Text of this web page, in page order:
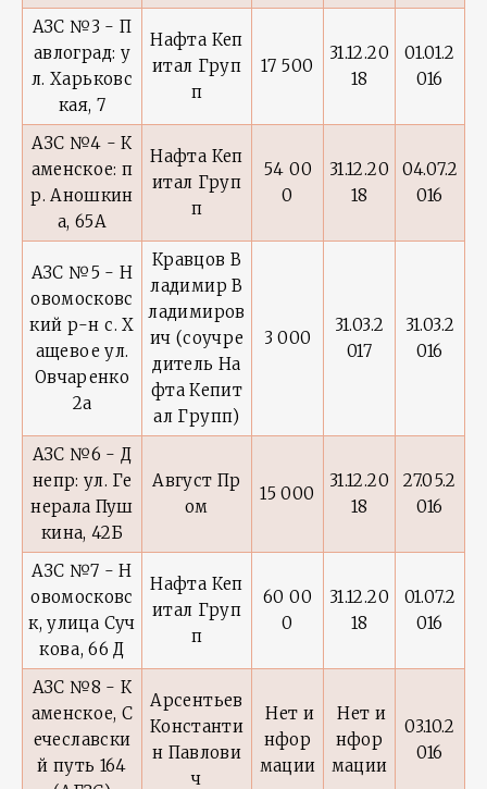
АЗС №3 - П
авлоград: у
л. Харьковс
кая, 7
Нафта Кеп
итал Груп
п
17 500
31.12.20
18
01.01.2
016
АЗС №4 - К
аменское: п
р. Аношкин
а, 65А
Нафта Кеп
итал Груп
п
54 00
0
31.12.20
18
04.07.2
016
АЗС №5 - Н
овомосковс
кий р-н с. Х
ащевое ул.
Овчаренко
2а
Кравцов В
ладимир В
ладимиров
ич (соучре
дитель На
фта Кепит
ал Групп)
3 000
31.03.2
017
31.03.2
016
АЗС №6 - Д
непр: ул. Ге
нерала Пуш
кина, 42Б
Август Пр
ом
15 000
31.12.20
18
27.05.2
016
АЗС №7 - Н
овомосковс
к, улица Суч
кова, 66 Д
Нафта Кеп
итал Груп
п
60 00
0
31.12.20
18
01.07.2
016
АЗС №8 - К
аменское, С
ечеславски
й путь 164
Арсентьев
Константи
н Павлови
ч
Нет и
нфор
мации
Нет и
нфор
мации
03.10.2
016